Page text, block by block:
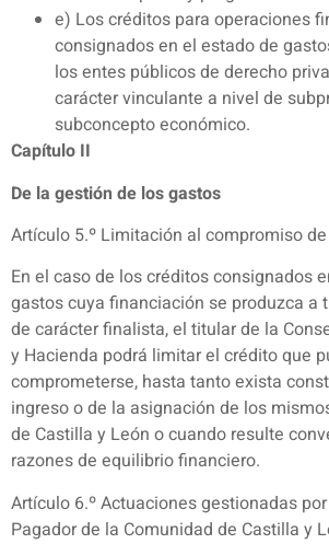
e) Los créditos para operaciones
consignados en el estado de
los entes públicos de derecho
carácter vinculante a nivel de
subconcepto económico.
Capítulo II
De la gestión de los gastos
Artículo 5.º Limitación al compromiso
En el caso de los créditos consignados
gastos cuya financiación se produzca a
de carácter finalista, el titular de la
y Hacienda podrá limitar el crédito que
comprometerse, hasta tanto exista
ingreso o de la asignación de los
de Castilla y León o cuando resulte
razones de equilibrio financiero.
Artículo 6.º Actuaciones gestionadas
Pagador de la Comunidad de Castilla y